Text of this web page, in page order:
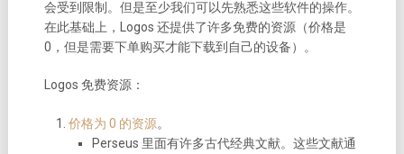
会受到限制。但是至少我们可以先熟悉这些软件的操作。
在此基础上，Logos 还提供了许多免费的资源（价格是
0，但是需要下单购买才能下载到自己的设备）。
Logos 免费资源：
价格为 0 的资源。
Perseus 里面有许多古代经典文献。这些文献通